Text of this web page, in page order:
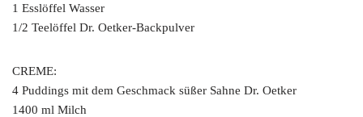
1 Esslöffel Wasser
1/2 Teelöffel Dr. Oetker-Backpulver
CREME:
4 Puddings mit dem Geschmack süßer Sahne Dr. Oetker
1400 ml Milch